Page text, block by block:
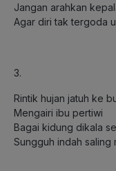
Jangan arahkan
Agar diri tak tergoda
3.
Rintik hujan jatuh ke
Mengairi ibu pertiwi
Bagai kidung dikala
Sungguh indah saling